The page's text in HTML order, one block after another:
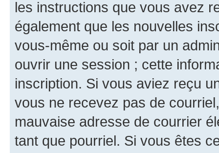
les instructions que vous avez
également que les nouvelles
vous-même ou soit par un
ouvrir une session ; cette
inscription. Si vous aviez reçu
vous ne recevez pas de
mauvaise adresse de courrier
tant que pourriel. Si vous êtes